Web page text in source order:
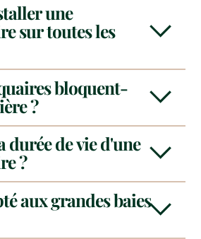
une
sur toutes les
bloquent-
?
durée de vie d'une
?
aux grandes baies